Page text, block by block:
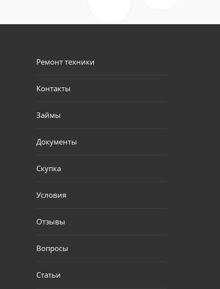
Ремонт техники
Контакты
Займы
Документы
Скупка
Условия
Отзывы
Вопросы
Статьи